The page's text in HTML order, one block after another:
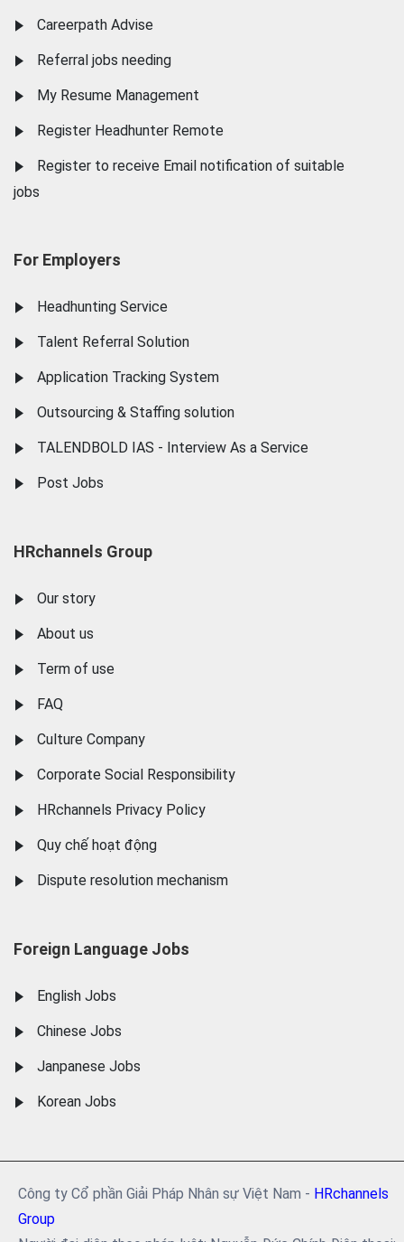
Careerpath Advise
Referral jobs needing
My Resume Management
Register Headhunter Remote
Register to receive Email notification of suitable
jobs
For Employers
Headhunting Service
Talent Referral Solution
Application Tracking System
Outsourcing & Staffing solution
TALENDBOLD IAS - Interview As a Service
Post Jobs
HRchannels Group
Our story
About us
Term of use
FAQ
Culture Company
Corporate Social Responsibility
HRchannels Privacy Policy
Quy chế hoạt động
Dispute resolution mechanism
Foreign Language Jobs
English Jobs
Chinese Jobs
Janpanese Jobs
Korean Jobs
Công ty Cổ phần Giải Pháp Nhân sự Việt Nam - HRchannels
Group